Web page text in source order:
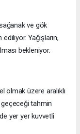
ve gök
Yağışların,
bekleniyor.
olmak üzere aralıklı
geçeceği tahmin
yer yer kuvvetli